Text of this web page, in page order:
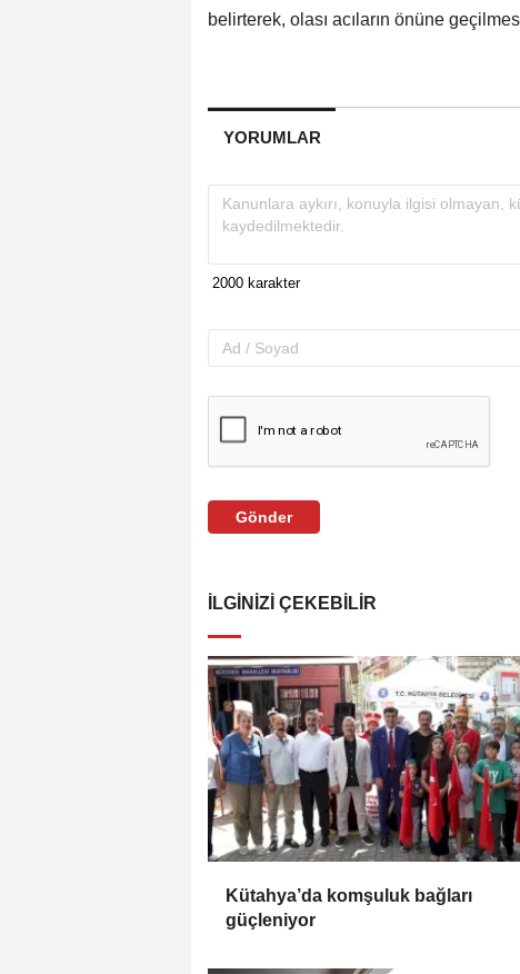
belirterek, olası acıların önüne
YORUMLAR
Gönder
İLGINIZI ÇEKEBILIR
Kütahya’da komşuluk bağları
güçleniyor